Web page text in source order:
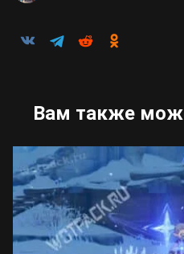
Вам также